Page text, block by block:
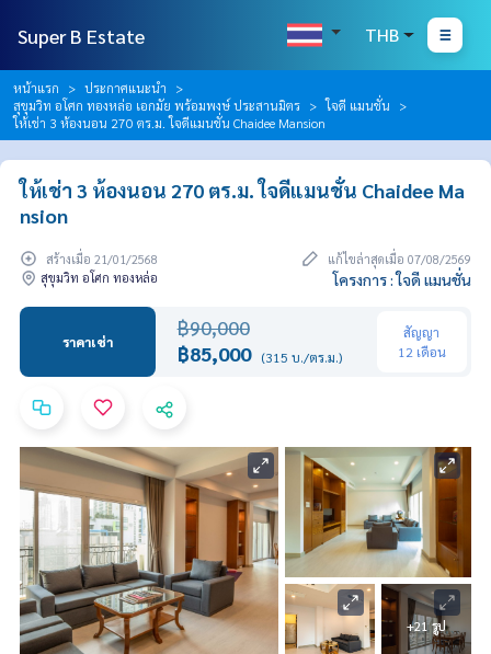
Super B Estate THB
หน้าแรก
ประกาศแนะนำ
สุขุมวิท อโศก ทองหล่อ เอกมัย พร้อมพงษ์ ประสานมิตร
ใจดี แมนชั่น
ให้เช่า 3 ห้องนอน 270 ตร.ม. ใจดีแมนชั่น Chaidee Mansion
ให้เช่า 3 ห้องนอน 270 ตร.ม. ใจดีแมนชั่น Chaidee Ma
nsion
สร้างเมื่อ 21/01/2568
แก้ไขล่าสุดเมื่อ 07/08/2569
สุขุมวิท อโศก ทองหล่อ
โครงการ : ใจดี แมนชั่น
ราคาเช่า
฿90,000
฿85,000 (315 บ./ตร.ม.)
สัญญา
12 เดือน
+21 รูป